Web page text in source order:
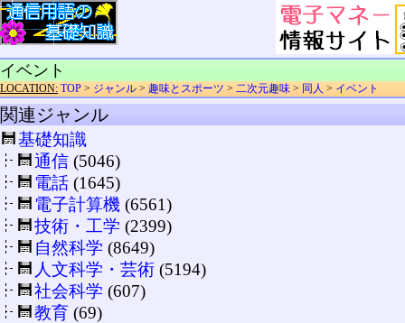
イベント
LOCATION: TOP > ジャンル > 趣味とスポーツ > 二次元趣味 > 同人 > イベント
関連ジャンル
基礎知識
通信 (5046)
電話 (1645)
電子計算機 (6561)
技術・工学 (2399)
自然科学 (8649)
人文科学・芸術 (5194)
社会科学 (607)
教育 (69)